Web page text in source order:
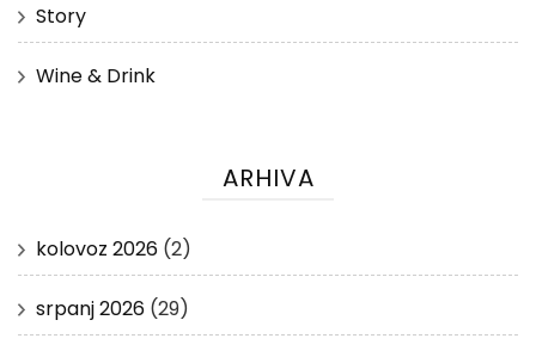
Story
Wine & Drink
ARHIVA
kolovoz 2026 (2)
srpanj 2026 (29)